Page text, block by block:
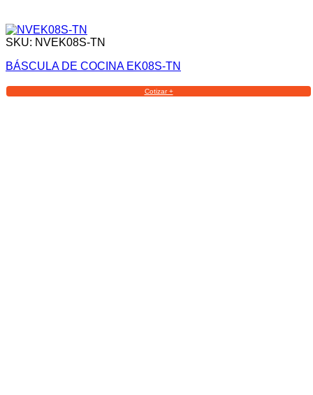
SKU: NVEK08S-TN
BÁSCULA DE COCINA EK08S-TN
Cotizar +